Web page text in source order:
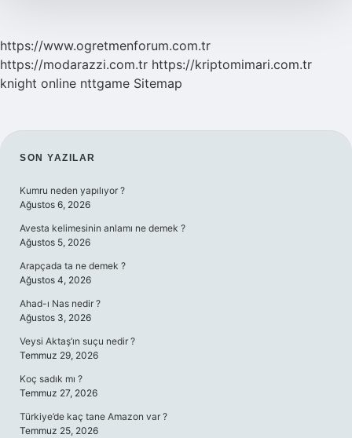
https://www.ogretmenforum.com.tr
https://modarazzi.com.tr https://kriptomimari.com.tr
knight online nttgame Sitemap
SIDEBAR
SON YAZILAR
Kumru neden yapılıyor ?
Ağustos 6, 2026
Avesta kelimesinin anlamı ne demek ?
Ağustos 5, 2026
Arapçada ta ne demek ?
Ağustos 4, 2026
Ahad-ı Nas nedir ?
Ağustos 3, 2026
Veysi Aktaş’ın suçu nedir ?
Temmuz 29, 2026
Koç sadık mı ?
Temmuz 27, 2026
Türkiye’de kaç tane Amazon var ?
Temmuz 25, 2026